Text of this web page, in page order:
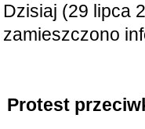
Dzisiaj (29 lipca
zamieszczono
Protest